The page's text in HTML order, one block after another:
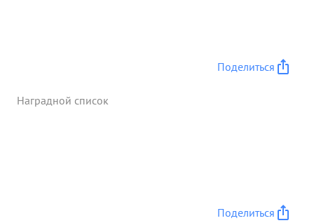
Поделиться
Наградной список
Поделиться